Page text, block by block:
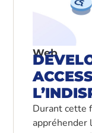
Web
Durant cette
appréhender